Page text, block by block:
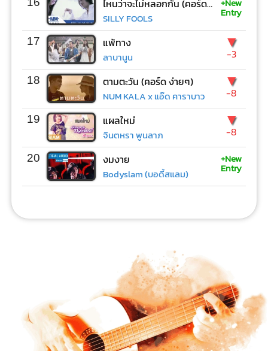
ไหนว่าจะไม่หลอกกัน (คอร์ด ง่ายๆ)
SILLY FOOLS
+New
Entry
17 แพ้ทาง
ลาบานูน
▼
-3
18 ตามตะวัน (คอร์ด ง่ายๆ)
NUM KALA x แอ๊ด คาราบาว
▼
-8
19 แผลใหม่
จินตหรา พูนลาภ
▼
-8
20 งมงาย
Bodyslam (บอดี้สแลม)
+New
Entry